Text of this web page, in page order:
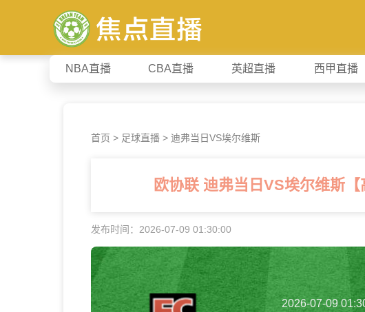
NBA直播 CBA直播 英超直播 西甲直播
首页 > 足球直播 > 迪弗当日VS埃尔维斯
欧协联 迪弗当日VS埃尔维斯【
发布时间：2026-07-09 01:30:00
2026-07-09